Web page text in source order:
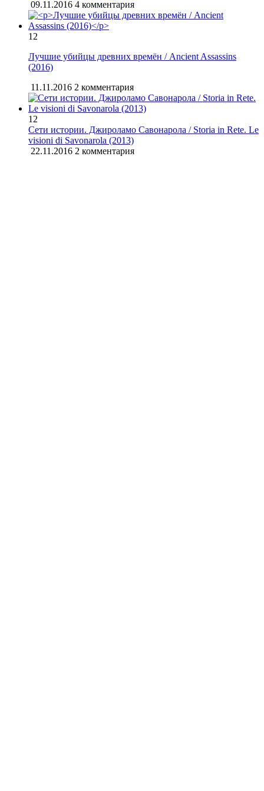
09.11.2016 4 комментария
12
Лучшие убийцы древних времён / Ancient Assassins
(2016)
11.11.2016 2 комментария
12
Сети истории. Джироламо Савонарола / Storia in Rete. Le
visioni di Savonarola (2013)
22.11.2016 2 комментария